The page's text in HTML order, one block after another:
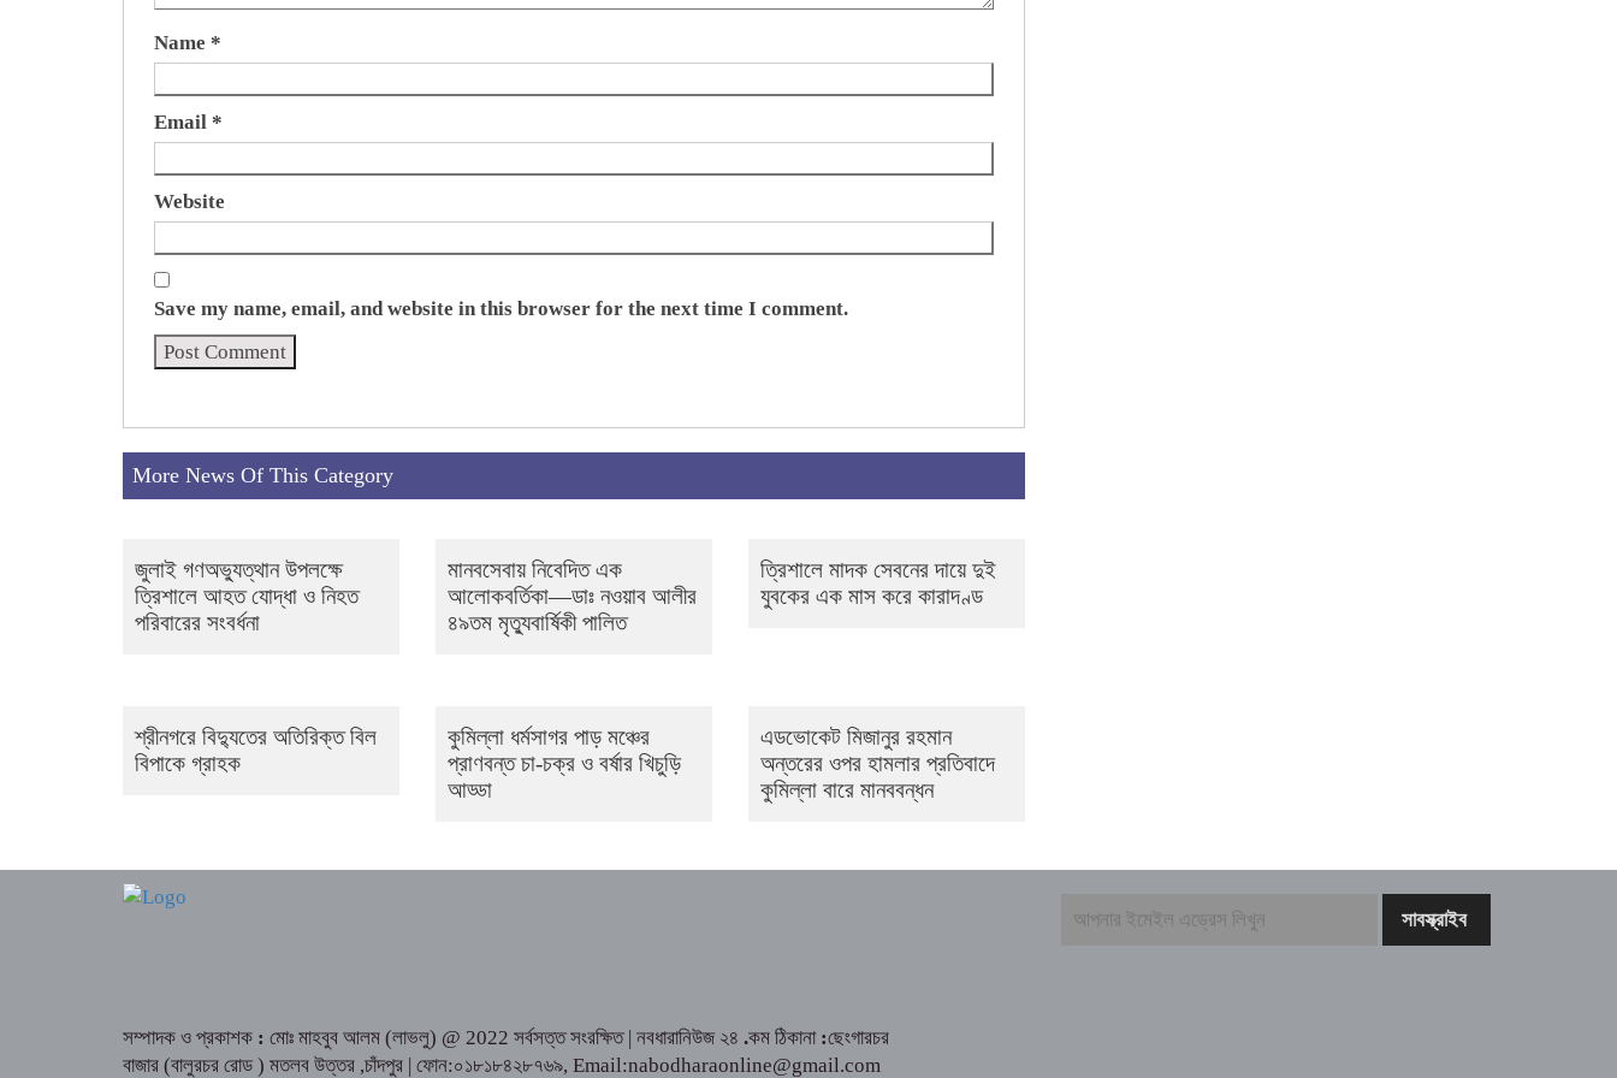
Name *
Email *
Website
Save my name, email, and website in this browser for the next time I comment.
More News Of This Category
জুলাই গণঅভ্যুত্থান উপলক্ষে
ত্রিশালে আহত যোদ্ধা ও নিহত
পরিবারের সংবর্ধনা
মানবসেবায় নিবেদিত এক
আলোকবর্তিকা—ডাঃ নওয়াব আলীর
৪৯তম মৃত্যুবার্ষিকী পালিত
ত্রিশালে মাদক সেবনের দায়ে দুই
যুবকের এক মাস করে কারাদণ্ড
শ্রীনগরে বিদ্যুতের অতিরিক্ত বিল
বিপাকে গ্রাহক
কুমিল্লা ধর্মসাগর পাড় মঞ্চের
প্রাণবন্ত চা-চক্র ও বর্ষার খিচুড়ি
আড্ডা
এডভোকেট মিজানুর রহমান
অন্তরের ওপর হামলার প্রতিবাদে
কুমিল্লা বারে মানববন্ধন
সম্পাদক ও প্রকাশক : মোঃ মাহবুব আলম (লাভলু) @ 2022 সর্বসত্ত সংরক্ষিত | নবধারানিউজ ২৪ .কম ঠিকানা :ছেংগারচর
বাজার (বালুরচর রোড ) মতলব উত্তর ,চাঁদপুর | ফোন:০১৮১৮৪২৮৭৬৯, Email:nabodharaonline@gmail.com